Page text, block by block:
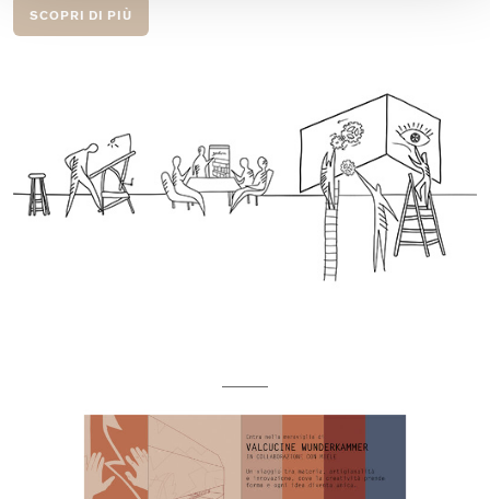
SCOPRI DI PIÙ